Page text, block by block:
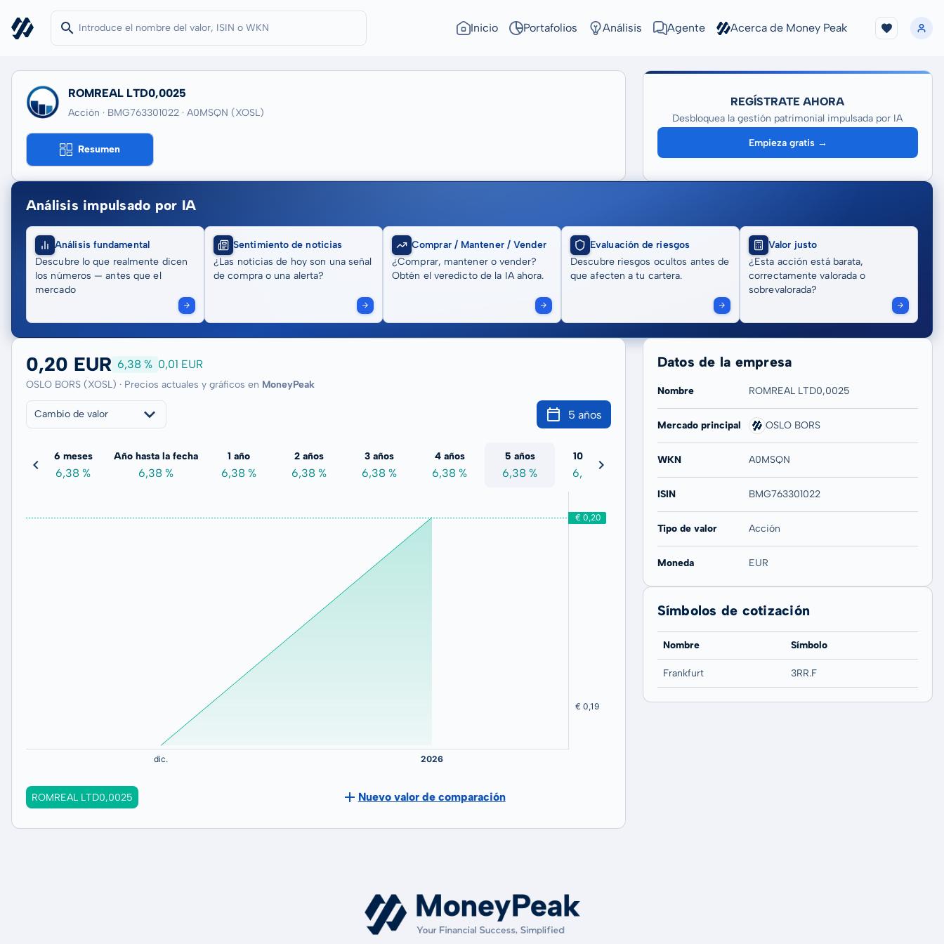
Inicio Portafolios Análisis Agente Acerca de Money Peak
ROMREAL LTD0,0025
Acción · BMG763301022 · A0MSQN (XOSL)
Resumen
REGÍSTRATE AHORA
Desbloquea la gestión patrimonial impulsada por IA
Empieza gratis →
Análisis impulsado por IA
Análisis fundamental
Descubre lo que realmente dicen
los números — antes que el
mercado
Sentimiento de noticias
¿Las noticias de hoy son una señal
de compra o una alerta?
Comprar / Mantener / Vender
¿Comprar, mantener o vender?
Obtén el veredicto de la IA ahora.
Evaluación de riesgos
Descubre riesgos ocultos antes de
que afecten a tu cartera.
Valor justo
¿Esta acción está barata,
correctamente valorada o
sobrevalorada?
0,20 EUR 6,38 % 0,01 EUR
OSLO BORS (XOSL) · Precios actuales y gráficos en MoneyPeak
Cambio de valor 5 años
6 meses
6,38 %
Año hasta la fecha
6,38 %
1 año
6,38 %
2 años
6,38 %
3 años
6,38 %
4 años
6,38 %
5 años
6,38 %
10 años
6,38 %
20 años
ROMREAL LTD0,0025 Nuevo valor de comparación
Datos de la empresa
Nombre ROMREAL LTD0,0025
Mercado principal OSLO BORS
WKN A0MSQN
ISIN BMG763301022
Tipo de valor Acción
Moneda EUR
Símbolos de cotización
Nombre Símbolo
Frankfurt 3RR.F